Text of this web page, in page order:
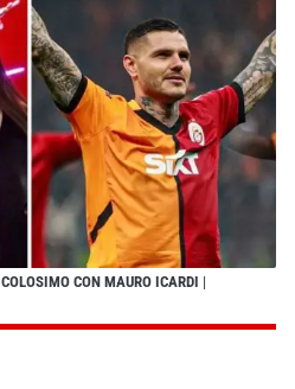
CON MAURO ICARDI |